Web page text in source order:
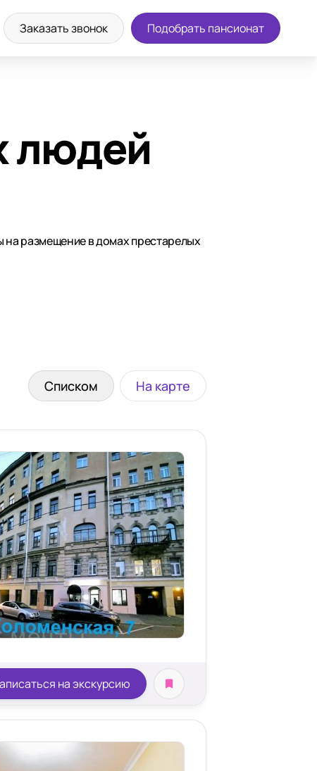
Заказать звонок Подобрать пансионат
людей
на размещение в домах престарелых
Списком На карте
операций
на экскурсию